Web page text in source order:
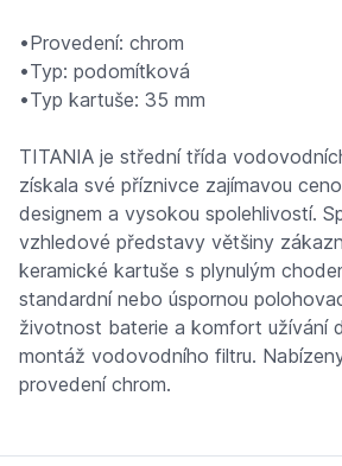
•Provedení: chrom
•Typ: podomítková
•Typ kartuše: 35 mm
TITANIA je střední třída
získala své příznivce zajímavou
designem a vysokou spolehlivostí.
vzhledové představy většiny
keramické kartuše s plynulým
standardní nebo úspornou
životnost baterie a komfort užívání
montáž vodovodního filtru.
provedení chrom.